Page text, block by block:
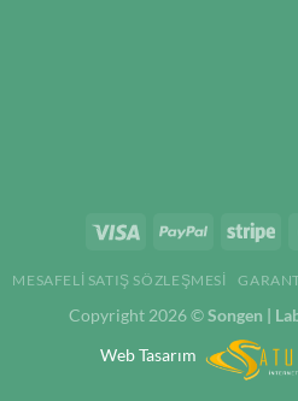
MESAFELI SATIŞ SÖZLEŞMESI
Copyright 2026 ©Songen |
Web Tasarım